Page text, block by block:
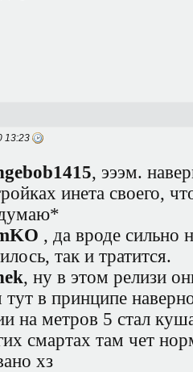
13:23
, эээм.
инета своего,
, да вроде сильно
так и тратится.
, ну в этом релизи
тут в принципе
на метров 5 стал
смартах там чет
хз